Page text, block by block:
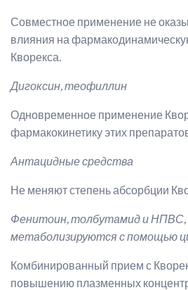
Совместное применение не
влияния на
Кворекса.
Дигоксин, теофиллин
Одновременное применение
фармакокинетику этих
Антацидные средства
Не меняют степень абсорбции
Фенитоин, толбутамид и
метаболизируются с помощью
Комбинированный прием с
повышению плазменных